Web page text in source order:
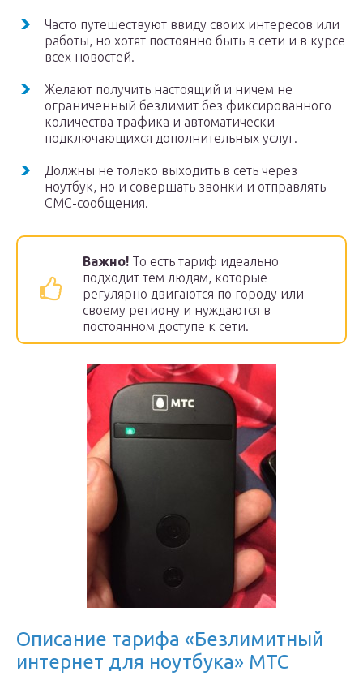
Часто путешествуют ввиду своих интересов или
работы, но хотят постоянно быть в сети и в курсе
всех новостей.
Желают получить настоящий и ничем не
ограниченный безлимит без фиксированного
количества трафика и автоматически
подключающихся дополнительных услуг.
Должны не только выходить в сеть через
ноутбук, но и совершать звонки и отправлять
СМС-сообщения.
Важно! То есть тариф идеально
подходит тем людям, которые
регулярно двигаются по городу или
своему региону и нуждаются в
постоянном доступе к сети.
Описание тарифа «Безлимитный
интернет для ноутбука» МТС